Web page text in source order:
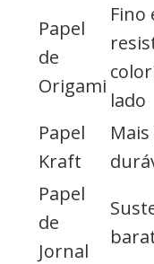
Papel
de
Origami
Fino
lado
Papel
Kraft
Papel
de
Jornal